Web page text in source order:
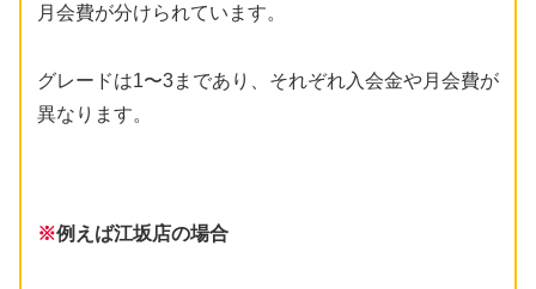
月会費が分けられています。
グレードは1〜3まであり、それぞれ入会金や月会費が
異なります。
※例えば江坂店の場合